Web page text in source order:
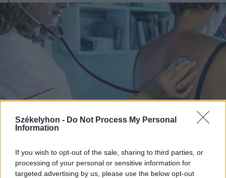
Székelyhon - Do Not Process My Personal
Information
If you wish to opt-out of the sale, sharing to third parties, or
processing of your personal or sensitive information for
targeted advertising by us, please use the below opt-out
2024. március 13., szerda